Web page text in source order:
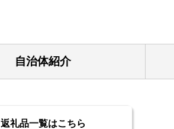
自治体紹介
返礼品一覧はこちら